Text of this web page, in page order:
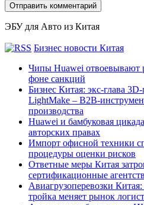
ЭБУ для Авто из Китая
Бизнес новости Китая
Чипы Huawei отвоевывают
фоне санкций
Бизнес Китая: экс-глава
LightMake – B2B-
производства
Huawei и бамбуковая
авторских правах
Импорт офисной техники
процедуры оценки рисков
Ответные меры Китая
сертификационные
Авиагрузоперевозки
тройка меняет рынок